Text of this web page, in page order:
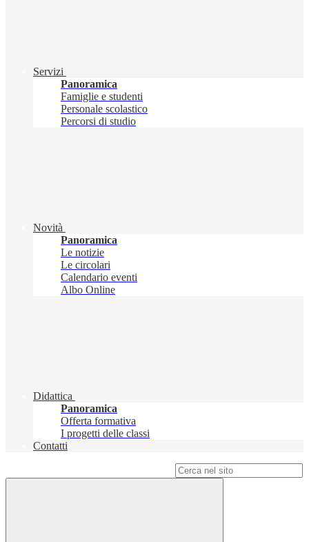
Servizi
Panoramica
Famiglie e studenti
Personale scolastico
Percorsi di studio
Novità
Panoramica
Le notizie
Le circolari
Calendario eventi
Albo Online
Didattica
Panoramica
Offerta formativa
I progetti delle classi
Contatti